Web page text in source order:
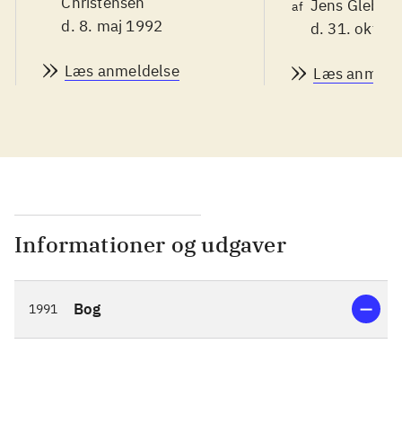
d. 8. maj 1992
Læs anmeldelse
af Jens Glebe-
d. 31. okt.
Læs
Informationer og udgaver
1991 Bog